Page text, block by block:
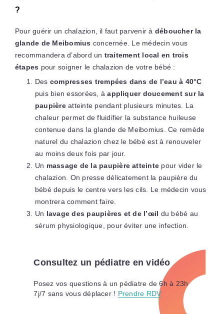
?
Pour guérir un chalazion, il faut parvenir à déboucher la
glande de Meibomius concernée. Le médecin vous
recommandera d’abord un traitement local en trois
étapes pour soigner le chalazion de votre bébé :
Des compresses trempées dans de l’eau à 40°C
puis bien essorées, àappliquer doucement sur la
paupièreatteinte pendant plusieurs minutes. La
chaleur permet de fluidifier la substance huileuse
contenue dans la glande de Meibomius. Ce remède
naturel du chalazion chez le bébé est à renouveler
au moins deux fois par jour.
Un massage de la paupière atteinte pour vider le
chalazion. On presse délicatement la paupière du
bébé depuis le centre vers les cils. Le médecin vous
montrera comment faire.
Un lavage des paupières et de l’œil du bébé au
sérum physiologique, pour éviter une infection.
Consultez un pédiatre en vidéo
Posez vos questions à un pédiatre de 6h à 23h
7j/7 sans vous déplacer ! Prendre RDV